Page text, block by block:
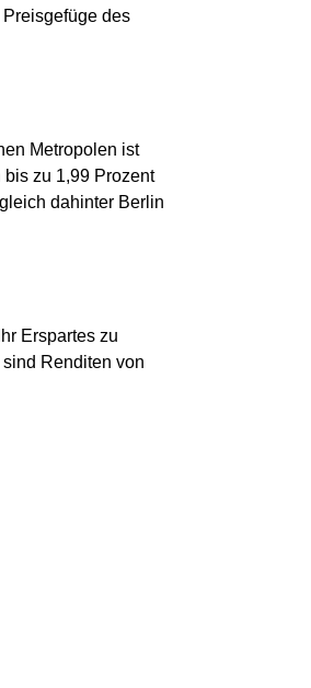
des
Metropolen ist
zu 1,99 Prozent
dahinter Berlin
Erspartes zu
Renditen von